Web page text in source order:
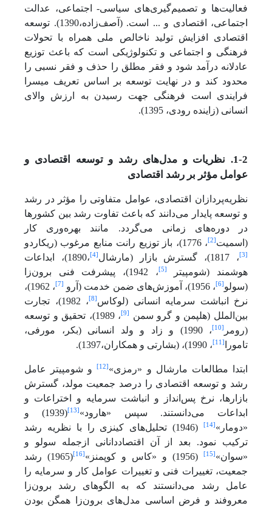
فعالیت‌ها و تصمیم‌گیری‌های سیاسی- اجتماعی، عدالت
اجتماعی، اقتصادی و ... است. (آصف‌زاده،1390). توسعه
اقتصادی افزایش تولید ناخالص ملی همراه با تحولات
فرهنگی و اجتماعی و تکنولوژیکی است که باعث توزیع
عادلانه درآمد شود و فقر مطلق را حذف و فقر نسبی را
محدود کند و در نهایت توسعه بر اساس تعریف میسرا
فرایندی است فرهنگی جهت رسیدن به ارزش والای
انسانی (زاینده رودی، 1395).
1-2. نظریات و مدل‌های رشد و توسعه اقتصادی و
عوامل مؤثر بر رشد اقتصادی
نظریه‌پردازان اقتصادی، عوامل متفاوتی را مؤثر در رشد
و توسعه پایدار می‌دانند که باعث تفاوت رشد بین کشورها
در دوره‌های زمانی می‌گردد. مانند بهره‌وری کار
(اسمیت [2] ، 1776)، باز توزیع رانت منابع مرغوب (ریکاردو
[3] ، 1817)، گسترش بازار (مارشال [4]
،1890)، ابداعات
هوشمند (شومپیتر
[5]
، 1942)، پیشرفت فنی برون‌زا
(سولو [6] ، 1956)، آموزش‌های ضمن خدمت (آرو [7]
، 1962)،
نرخ انباشت سرمایه انسانی (لوکاس [8]
، 1982)، تجارت
بین‌الملل (هلپمن و گرو سمن
[9]
، 1989)، تحقیق و توسعه
(رومر
[10]
، 1990) و زاد و ولد انسانی (بکر، مورفی،
تامورا
[11] ، 1990)، (بشارتی و همکاران،1397).
ابتدا مطالعات مارشال و «رمزی» [12] و شومپیتر عامل
رشد و توسعه اقتصادی را درصد جمعیت مولد، گسترش
بازارها، نرخ پس‌انداز و انباشت سرمایه و اختراعات و
ابداعات می‌دانستند. سپس «هارود» [13]
(1939) و
«دومار» [14]
(1946) تحلیل‌های کینزی را با نظریه رشد
ترکیب نمود. بعد از آن اقتصاددانانی ازجمله سولو و
«سوان» [15] (1956) و «کاس و کوپمنز» [16]
(1965) رشد
جمعیت، تغییرات فنی و تغییرات عوامل کار و سرمایه را
عامل رشد می‌دانستند که به الگوهای رشد برون‌زا
معروفند و فرض اساسی مدل‌های برون‌زا همگن بودن